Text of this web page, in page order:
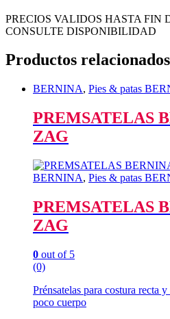
PRECIOS VALIDOS HASTA FIN
CONSULTE DISPONIBILIDAD
Productos relacionados
BERNINA, Pies & patas
PREMSATELAS
ZAG
BERNINA, Pies & patas
PREMSATELAS
ZAG
0 out of 5
(0)
Prénsatelas para costura recta
poco cuerpo